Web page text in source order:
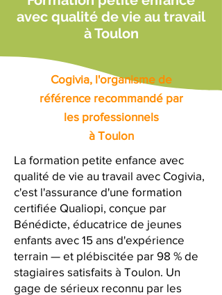
avec qualité de vie au travail
à Toulon
Cogivia, l'organisme de
référence recommandé par
les professionnels
à Toulon
La formation petite enfance avec
qualité de vie au travail avec Cogivia,
c'est l'assurance d'une formation
certifiée Qualiopi, conçue par
Bénédicte, éducatrice de jeunes
enfants avec 15 ans d'expérience
terrain — et plébiscitée par 98 % de
stagiaires satisfaits à Toulon. Un
gage de sérieux reconnu par les